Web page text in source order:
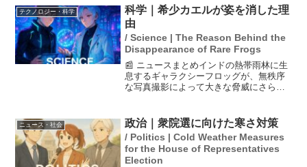
を目指す取り組みの一環である。京浜東
北線では日中に工...
テクノロジー・科学
科学｜希少カエルが姿を消した理
由
/ Science | The Reason Behind the
Disappearance of Rare Frogs
📰 ニュースまとめインドの熱帯雨林に生
息するギャラクシーフロッグが、無秩序
な写真撮影によって大きな脅威にさらさ
独特な模様で知られていますが、撮影の
ために訪れる観光客によ...
ニュース・社会 政治｜衆院選に向けた寒さ対策
/ Politics | Cold Weather Measures
for the House of Representatives
Election